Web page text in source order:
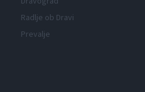
Radlje ob Dravi
Prevalje